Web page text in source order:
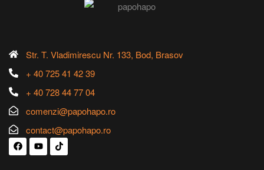
Str. T. Vladimirescu Nr. 133, Bod, Brasov
+ 40 725 41 42 39
+ 40 728 44 77 04
comenzi@papohapo.ro
contact@papohapo.ro